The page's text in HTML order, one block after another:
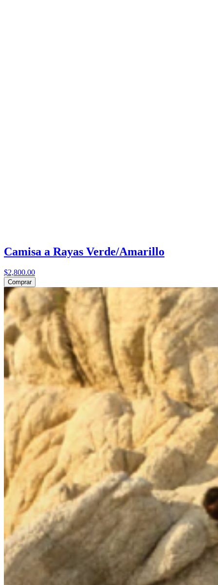
Camisa a Rayas Verde/Amarillo
$2,800.00
Comprar